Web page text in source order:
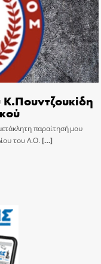
παραίτησή μου
του Α.Ο.[…]